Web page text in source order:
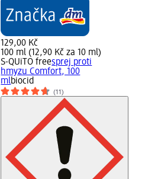
129,00 Kč
100 ml (12,90 Kč za 10 ml)
S-QUiTO freesprej proti
hmyzu Comfort, 100
mlbiocid
(11)